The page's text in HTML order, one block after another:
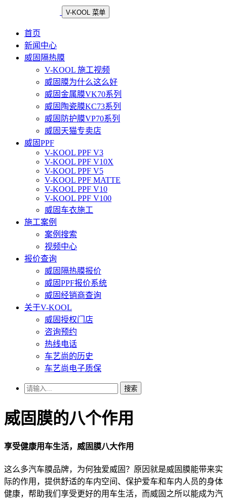
V-KOOL 菜单
首页
新闻中心
威固隔热膜
V-KOOL 施工视频
威固膜为什么这么好
威固金属膜VK70系列
威固陶瓷膜KC73系列
威固防护膜VP70系列
威固天猫专卖店
威固PPF
V-KOOL PPF V3
V-KOOL PPF V10X
V-KOOL PPF V5
V-KOOL PPF MATTE
V-KOOL PPF V10
V-KOOL PPF V100
威固车衣施工
施工案例
案例搜索
视频中心
报价查询
威固隔热膜报价
威固PPF报价系统
威固经销商查询
关于V-KOOL
威固授权门店
咨询预约
热线电话
车艺尚的历史
车艺尚电子质保
搜索
威固膜的八个作用
享受健康用车生活，威固膜八大作用
这么多汽车膜品牌，为何独爱威固？原因就是威固膜能带来实
际的作用，提供舒适的车内空间、保护爱车和车内人员的身体
健康，帮助我们享受更好的用车生活，而威固之所以能成为汽